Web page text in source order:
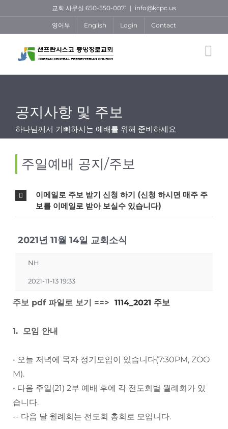
content
교회 사무실 650-550-0071 | info@kcpc.us
영어부 English Login Contact
공지사항 및 주보
하나님께서 기뻐하시는 예배를 위해 준비하세요
주일예배 공지/주보
이메일로 주보 받기 신청 하기 (신청 하시면 매주 주
보를 이메일로 받아 보실수 있습니다)
2021년 11월 14일 교회소식
NH
2021-11-13 19:33
주보 pdf 파일로 보기 ==> 1114_2021 주보
1. 모임 안내
• 오늘 저녁에 목자 정기모임이 있습니다(7:30PM, ZOO
M).
• 다음 주일(21) 2부 예배 후에 각 전도회별 월례회가 있
습니다.
-- 다음 달 월례회는 전도회 총회로 모입니다.